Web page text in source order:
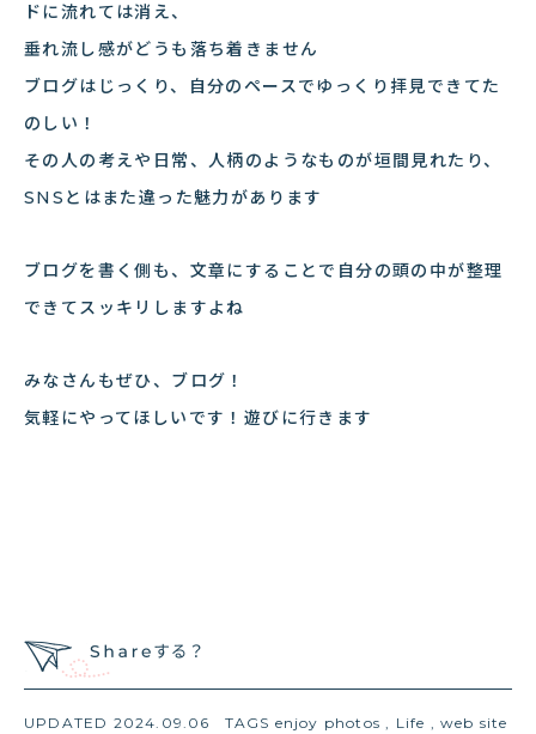
ドに流れては消え、
垂れ流し感がどうも落ち着きません
ブログはじっくり、自分のペースでゆっくり拝見できてた
のしい！
その人の考えや日常、人柄のようなものが垣間見れたり、
SNSとはまた違った魅力があります
ブログを書く側も、文章にすることで自分の頭の中が整理
できてスッキリしますよね
みなさんもぜひ、ブログ！
気軽にやってほしいです！遊びに行きます
UPDATED 2024.09.06 TAGS enjoy photos , Life ,web site